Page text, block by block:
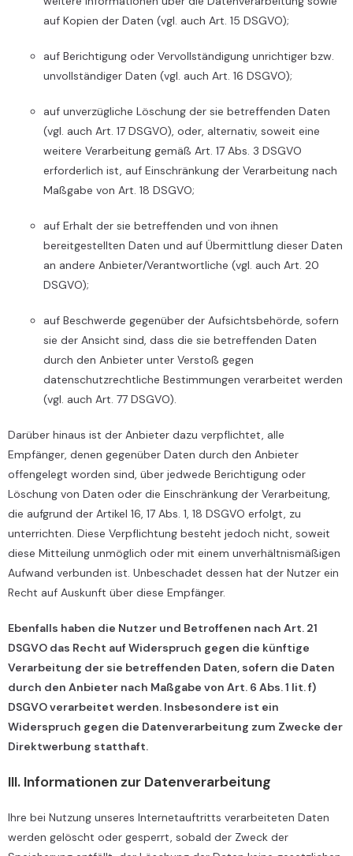
auf Kopien der Daten (vgl. auch Art. 15 DSGVO);
auf Berichtigung oder Vervollständigung unrichtiger bzw.
unvollständiger Daten (vgl. auch Art. 16 DSGVO);
auf unverzügliche Löschung der sie betreffenden Daten
(vgl. auch Art. 17 DSGVO), oder, alternativ, soweit eine
weitere Verarbeitung gemäß Art. 17 Abs. 3 DSGVO
erforderlich ist, auf Einschränkung der Verarbeitung nach
Maßgabe von Art. 18 DSGVO;
auf Erhalt der sie betreffenden und von ihnen
bereitgestellten Daten und auf Übermittlung dieser Daten
an andere Anbieter/Verantwortliche (vgl. auch Art. 20
DSGVO);
auf Beschwerde gegenüber der Aufsichtsbehörde, sofern
sie der Ansicht sind, dass die sie betreffenden Daten
durch den Anbieter unter Verstoß gegen
datenschutzrechtliche Bestimmungen verarbeitet werden
(vgl. auch Art. 77 DSGVO).
Darüber hinaus ist der Anbieter dazu verpflichtet, alle
Empfänger, denen gegenüber Daten durch den Anbieter
offengelegt worden sind, über jedwede Berichtigung oder
Löschung von Daten oder die Einschränkung der Verarbeitung,
die aufgrund der Artikel 16, 17 Abs. 1, 18 DSGVO erfolgt, zu
unterrichten. Diese Verpflichtung besteht jedoch nicht, soweit
diese Mitteilung unmöglich oder mit einem unverhältnismäßigen
Aufwand verbunden ist. Unbeschadet dessen hat der Nutzer ein
Recht auf Auskunft über diese Empfänger.
Ebenfalls haben die Nutzer und Betroffenen nach Art. 21
DSGVO das Recht auf Widerspruch gegen die künftige
Verarbeitung der sie betreffenden Daten, sofern die Daten
durch den Anbieter nach Maßgabe von Art. 6 Abs. 1 lit. f)
DSGVO verarbeitet werden. Insbesondere ist ein
Widerspruch gegen die Datenverarbeitung zum Zwecke der
Direktwerbung statthaft.
III. Informationen zur Datenverarbeitung
Ihre bei Nutzung unseres Internetauftritts verarbeiteten Daten
werden gelöscht oder gesperrt, sobald der Zweck der